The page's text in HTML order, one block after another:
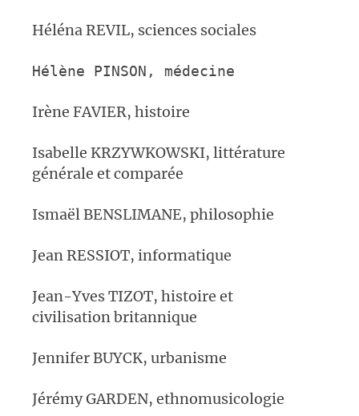
Héléna REVIL, sciences sociales
Hélène PINSON, médecine
Irène FAVIER, histoire
Isabelle KRZYWKOWSKI, littérature
générale et comparée
Ismaël BENSLIMANE, philosophie
Jean RESSIOT, informatique
Jean-Yves TIZOT, histoire et
civilisation britannique
Jennifer BUYCK, urbanisme
Jérémy GARDEN, ethnomusicologie